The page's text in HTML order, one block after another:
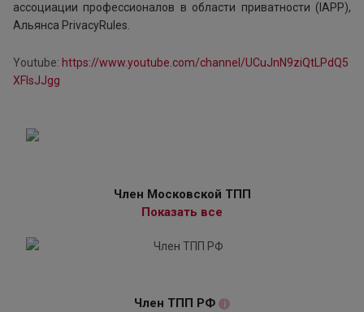
ассоциации профессионалов в области приватности (IAPP),
Альянса PrivacyRules.
Youtube: https://www.youtube.com/channel/UCuJnN9ziQtLPdQ5
XFIsJJgg
Член Московской ТПП
Показать все
Член ТПП РФ i